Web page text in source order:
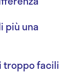
più una
troppo facili